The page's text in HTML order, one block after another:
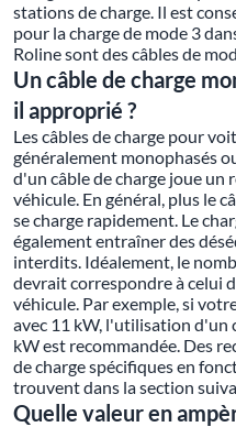
stations de charge. Il est
pour la charge de mode 3
Roline sont des câbles de
Un câble de charge
il approprié ?
Les câbles de charge pour
généralement monophasés
d'un câble de charge joue un
véhicule. En général, plus le
se charge rapidement. Le
également entraîner des
interdits. Idéalement, le
devrait correspondre à celui
véhicule. Par exemple, si
avec 11 kW, l'utilisation d'un
kW est recommandée. Des
de charge spécifiques en
trouvent dans la section
Quelle valeur en